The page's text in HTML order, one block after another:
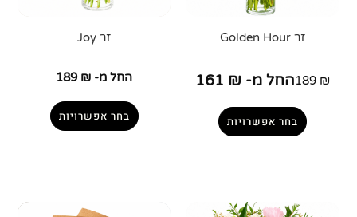
זר Golden Hour
189₪ החל מ- 161 ₪
בחר אפשרויות
זר Joy
החל מ- 189 ₪
בחר אפשרויות